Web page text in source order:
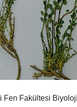
Fen Fakültesi